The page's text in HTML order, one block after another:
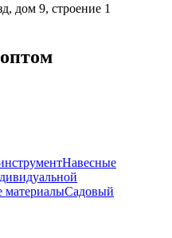
дом 9, строение 1
Навесные
материалыСадовый